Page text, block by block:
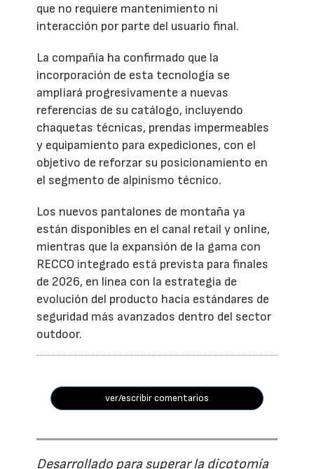
que no requiere mantenimiento ni
interacción por parte del usuario final.
La compañía ha confirmado que la
incorporación de esta tecnología se
ampliará progresivamente a nuevas
referencias de su catálogo, incluyendo
chaquetas técnicas, prendas impermeables
y equipamiento para expediciones, con el
objetivo de reforzar su posicionamiento en
el segmento de alpinismo técnico.
Los nuevos pantalones de montaña ya
están disponibles en el canal retail y online,
mientras que la expansión de la gama con
RECCO integrado está prevista para finales
de 2026, en línea con la estrategia de
evolución del producto hacia estándares de
seguridad más avanzados dentro del sector
outdoor.
ver/escribir comentarios
Desarrollado para superar la dicotomía